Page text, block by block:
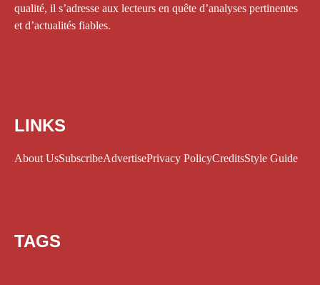
qualité, il s’adresse aux lecteurs en quête d’analyses pertinentes
et d’actualités fiables.
LINKS
About UsSubscribeAdvertisePrivacy PolicyCreditsStyle Guide
TAGS